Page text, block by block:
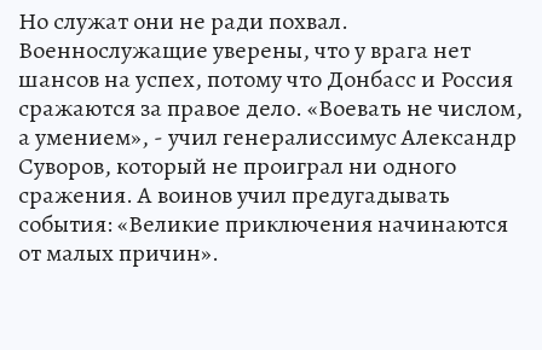
Но служат они не ради похвал.
Военнослужащие уверены, что у врага нет
шансов на успех, потому что Донбасс и Россия
сражаются за правое дело. «Воевать не числом,
а умением», - учил генералиссимус Александр
Суворов, который не проиграл ни одного
сражения. А воинов учил предугадывать
события: «Великие приключения начинаются
от малых причин».